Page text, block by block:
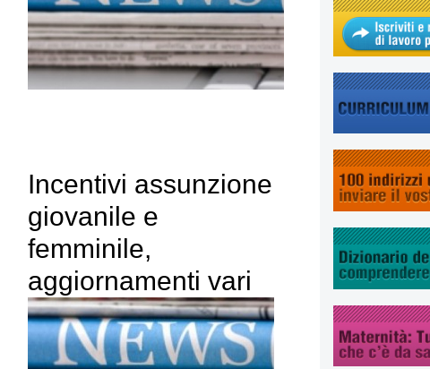
Incentivi assunzione
giovanile e
femminile,
aggiornamenti vari